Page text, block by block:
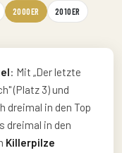
2000ER 2010ER
: Mit „Der letzte
(Platz 3) und
dreimal in den Top
dreimal in den
Killerpilze